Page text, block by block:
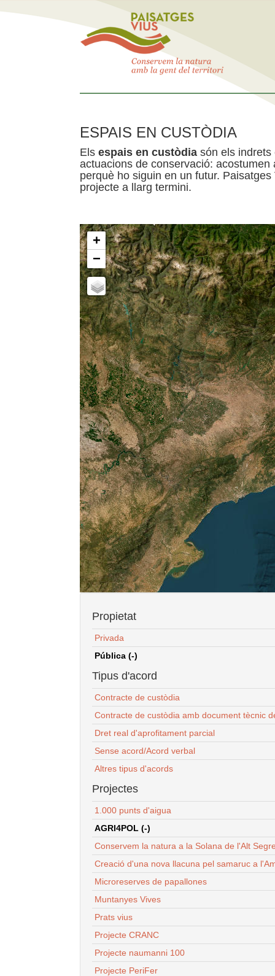
ESPAIS EN CUSTÒDIA
Els espais en custòdia són els indrets
actuacions de conservació:
perquè ho siguin en un futur.
projecte a llarg termini.
+
−
Propietat
Privada
Pública (-)
Tipus d'acord
Contracte de custòdia
Contracte de custòdia amb document tècnic
Dret real d'aprofitament parcial
Sense acord/Acord verbal
Altres tipus d'acords
Projectes
1.000 punts d'aigua
AGRI4POL (-)
Conservem la natura a la Solana de l'Alt
Creació d'una nova llacuna pel samaruc a
Microreserves de papallones
Muntanyes Vives
Prats vius
Projecte CRANC
Projecte naumanni 100
Projecte PeriFer